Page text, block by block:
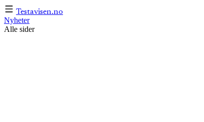
Testavisen.no
Nyheter
Alle sider